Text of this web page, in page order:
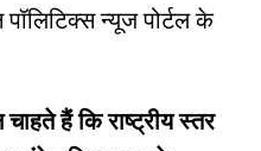
न्यूज पोर्टल के
हैं कि राष्ट्रीय स्तर